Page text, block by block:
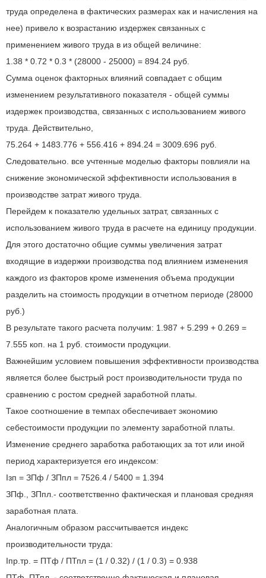
труда определена в фактических размерах как и начисления на
нее) привело к возрастанию издержек связанных с
применением живого труда в из общей величине:
1.38 * 0.72 * 0.3 * (28000 - 25000) = 894.24 руб.
Сумма оценок факторных влияний совпадает с общим
изменением результативного показателя - общей суммы
издержек производства, связанных с использованием живого
труда. Действительно,
75.264 + 1483.776 + 556.416 + 894.24 = 3009.696 руб.
Следовательно. все учтенные моделью факторы повлияли на
снижение экономической эффективности использования в
производстве затрат живого труда.
Перейдем к показателю удельных затрат, связанных с
использованием живого труда в расчете на единицу продукции.
Для этого достаточно общие суммы увеличения затрат
входящие в издержки производства под влиянием изменения
каждого из факторов кроме изменения объема продукции
разделить на стоимость продукции в отчетном периоде (28000
руб.)
В результате такого расчета получим: 1.987 + 5.299 + 0.269 =
7.555 коп. на 1 руб. стоимости продукции.
Важнейшим условием повышения эффективности производства
является более быстрый рост производительности труда по
сравнению с ростом средней заработной платы.
Такое соотношение в темпах обеспечивает экономию
себестоимости продукции по элементу заработной платы.
Изменение среднего заработка работающих за тот или иной
период характеризуется его индексом:
Iзп = ЗПф / ЗПпл = 7526.4 / 5400 = 1.394
ЗПф., ЗПпл.- соответственно фактическая и плановая средняя
заработная плата.
Аналогичным образом рассчитывается индекс
производительности труда:
Iпр.тр. = ПТф / ПТпл = (1 / 0.32) / (1 / 0.3) = 0.938